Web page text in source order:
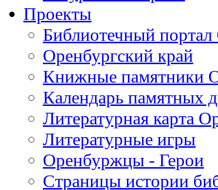
Проекты
Библиотечный портал
Оренбургский край
Книжные памятники
Календарь памятных
Литературная карта
Литературные игры
Оренбуржцы - Герои
Страницы истории